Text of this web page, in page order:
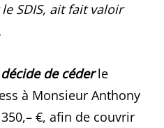
SDIS, ait fait valoir
décide de céderle
à Monsieur Anthony
€, afin de couvrir